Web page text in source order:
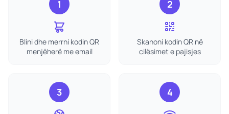
1
Blini dhe merrni kodin QR
menjëherë me email
2
Skanoni kodin QR në
cilësimet e pajisjes
3 4